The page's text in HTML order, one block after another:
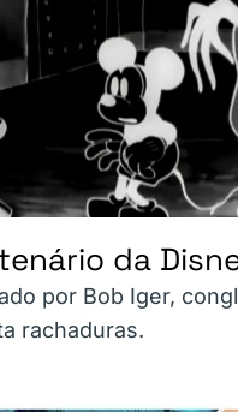
da
por Bob Iger,
rachaduras.